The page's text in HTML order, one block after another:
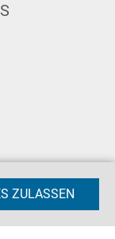
ZULASSEN